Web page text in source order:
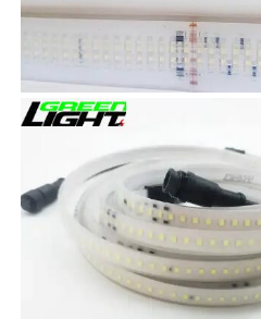
Lampade per l'estrazione
Lampada per la testa dei
Lumiere a cappello duro
Lampada a prova di
Luce a striscia LED